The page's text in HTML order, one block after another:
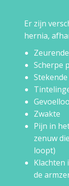
Er zijn
hernia,
Scherpe
Zwakte
Pijn in
zenuw
loopt)
Klachten
de